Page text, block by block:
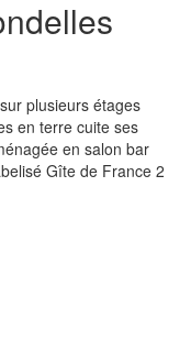
plusieurs étages
en terre cuite ses
en salon bar
Gîte de France 2